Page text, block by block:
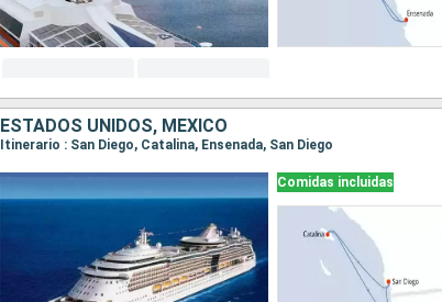
ESTADOS UNIDOS, MÉXICO
Itinerario : San Diego, Catalina, Ensenada, San Diego
Comidas incluidas